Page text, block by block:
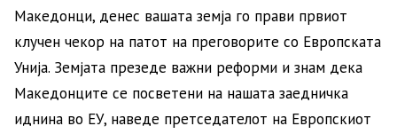
Македонци, денес вашата земја го прави првиот
клучен чекор на патот на преговорите со Европската
Унија. Земјата презеде важни реформи и знам дека
Македонците се посветени на нашата заедничка
иднина во ЕУ, наведе претседателот на Европскиот